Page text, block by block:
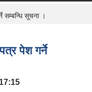
सम्बन्धि सूचना ।
पेश गर्ने